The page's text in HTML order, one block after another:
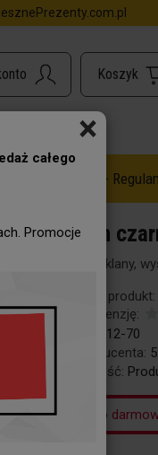
×
całego
Promocje
do -50% -
Kielich
Kielich szklany,
Obserwuj produkt:
Dodaj recenzję:
34-112-70
Kod producenta:
Dostępność:
Do